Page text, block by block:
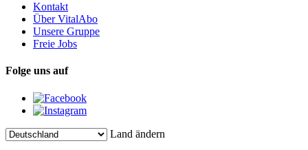
Kontakt
Über VitalAbo
Unsere Gruppe
Freie Jobs
Folge uns auf
Land ändern